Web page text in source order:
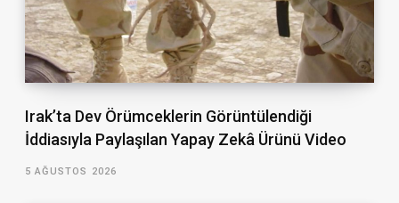
Irak’ta Dev Örümceklerin Görüntülendiği
İddiasıyla Paylaşılan Yapay Zekâ Ürünü Video
5 AĞUSTOS 2026